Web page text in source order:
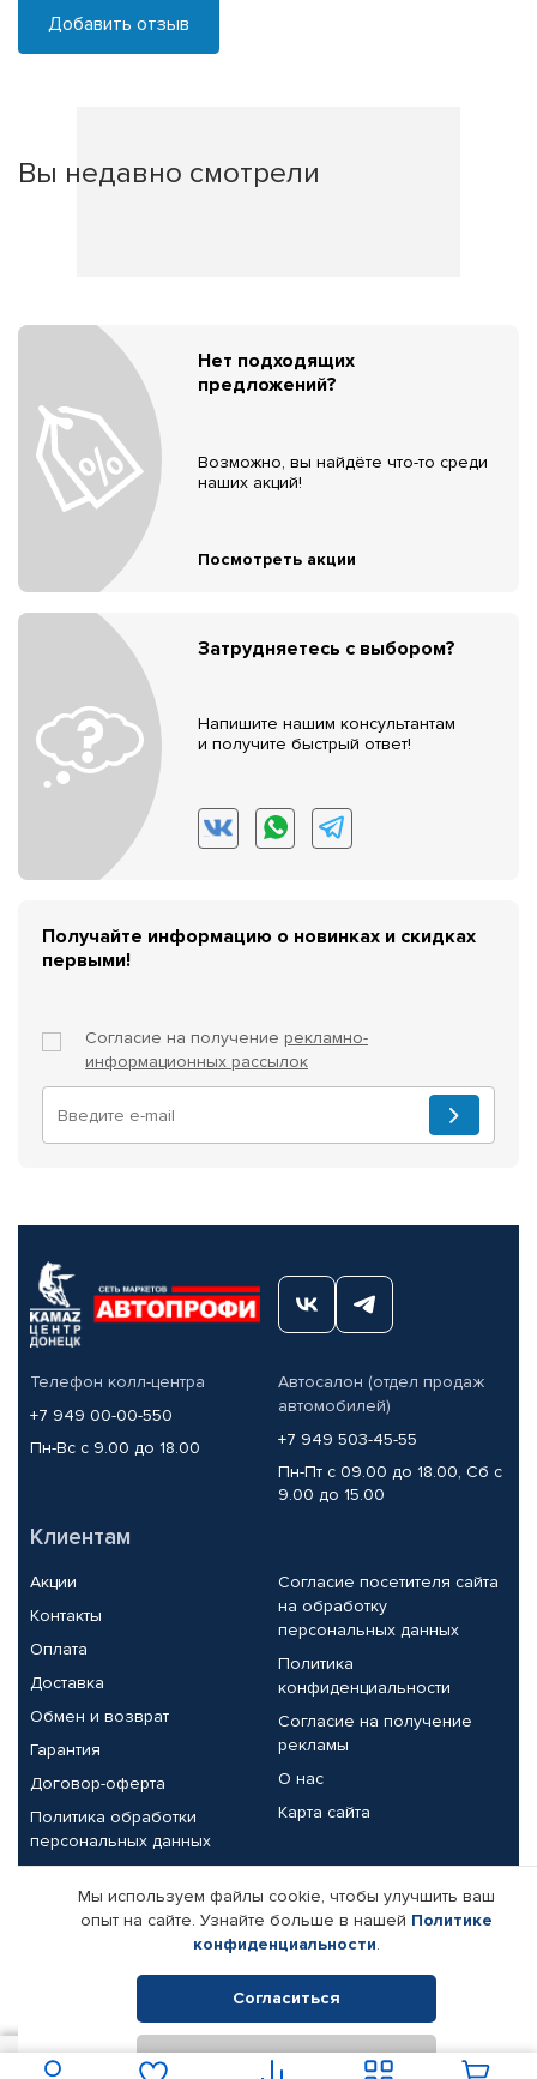
Добавить отзыв
Вы недавно смотрели
Нет подходящих
предложений?
Возможно, вы найдёте что-то среди
наших акций!
Посмотреть акции
Затрудняетесь с выбором?
Напишите нашим консультантам
и получите быстрый ответ!
Получайте информацию о новинках и скидках
первыми!
Согласие на получение рекламно-
информационных рассылок
Телефон колл-центра
+7 949 00-00-550
Пн-Вс с 9.00 до 18.00
Автосалон (отдел продаж
автомобилей)
+7 949 503-45-55
Пн-Пт с 09.00 до 18.00, Сб с
9.00 до 15.00
Клиентам
Акции
Контакты
Оплата
Доставка
Обмен и возврат
Гарантия
Договор-оферта
Политика обработки
персональных данных
Согласие посетителя сайта
на обработку
персональных данных
Политика
конфиденциальности
Согласие на получение
рекламы
О нас
Карта сайта
Партнерам
Корпоративным клиентам
Поставщикам
Реквизиты компании
© КАМАЗ ЦЕНТР ДОНЕЦК, 2015-2026. Все права защищены.
Мы используем файлы cookie, чтобы улучшить ваш
опыт на сайте. Узнайте больше в нашей Политике
конфиденциальности.
Согласиться
Отклонить